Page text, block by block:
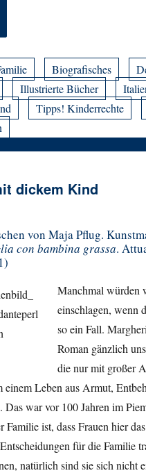
Biografisches
Illustrierte Bücher
Tipps! Kinderrechte
dickem Kind
von Maja Pflug.
con bambina grassa.
Manchmal würden
einschlagen, wenn
so ein Fall.
Roman gänzlich
die nur mit großer
Leben aus Armut,
Das war vor 100 Jahren im
Familie ist, dass Frauen hier
für die Familie
natürlich sind sie sich nicht